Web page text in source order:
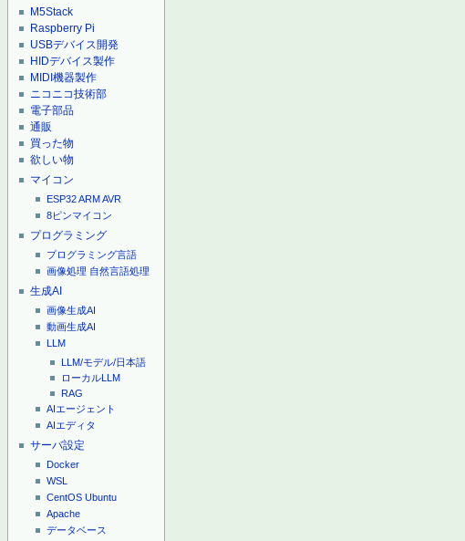
M5Stack
Raspberry Pi
USBデバイス開発
HIDデバイス製作
MIDI機器製作
ニコニコ技術部
電子部品
通販
買った物
欲しい物
マイコン
ESP32ARMAVR
8ピンマイコン
プログラミング
プログラミング言語
画像処理 自然言語処理
生成AI
画像生成AI
動画生成AI
LLM
LLM/モデル/日本語
ローカルLLM
RAG
AIエージェント
AIエディタ
サーバ設定
Docker
WSL
CentOS Ubuntu
Apache
データベース